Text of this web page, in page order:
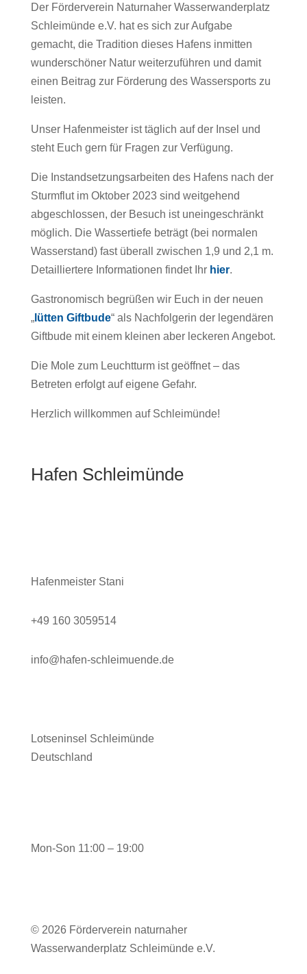
Der Förderverein Naturnaher Wasserwanderplatz
Schleimünde e.V. hat es sich zur Aufgabe
gemacht, die Tradition dieses Hafens inmitten
wunderschöner Natur weiterzuführen und damit
einen Beitrag zur Förderung des Wassersports zu
leisten.
Unser Hafenmeister ist täglich auf der Insel und
steht Euch gern für Fragen zur Verfügung.
Die Instandsetzungsarbeiten des Hafens nach der
Sturmflut im Oktober 2023 sind weitgehend
abgeschlossen, der Besuch ist uneingeschränkt
möglich. Die Wassertiefe beträgt (bei normalen
Wasserstand) fast überall zwischen 1,9 und 2,1 m.
Detailliertere Informationen findet Ihr hier.
Gastronomisch begrüßen wir Euch in der neuen
„lütten Giftbude“ als Nachfolgerin der legendären
Giftbude mit einem kleinen aber leckeren Angebot.
Die Mole zum Leuchtturm ist geöffnet – das
Betreten erfolgt auf eigene Gefahr.
Herzlich willkommen auf Schleimünde!
Hafen Schleimünde
Hafenmeister Stani
+49 160 3059514
info@hafen-schleimuende.de
Lotseninsel Schleimünde
Deutschland
Mon-Son 11:00 – 19:00
© 2026 Förderverein naturnaher
Wasserwanderplatz Schleimünde e.V.